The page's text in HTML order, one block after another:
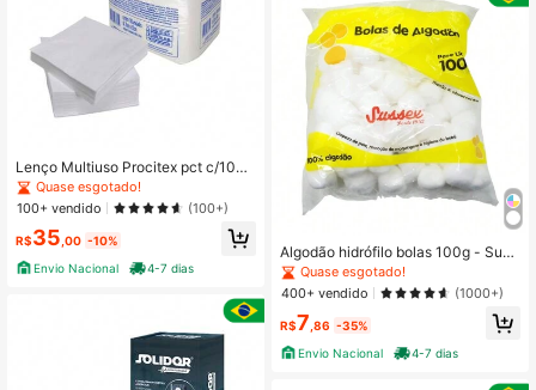
Lenço Multiuso Procitex pct c/100
- Cremer
Quase esgotado!
100+ vendido
(100+)
R$35 ,00 -10%
Envio Nacional
4-7 dias
Algodão hidrófilo bolas 100g - Suss
ex Festa Junina
Quase esgotado!
400+ vendido
(1000+)
R$7 ,86 -35%
Envio Nacional
4-7 dias